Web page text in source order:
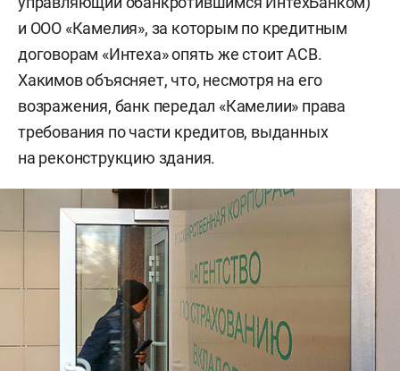
и ООО «Камелия», за которым по кредитным
договорам «Интеха» опять же стоит АСВ.
Хакимов объясняет, что, несмотря на его
возражения, банк передал «Камелии» права
требования по части кредитов, выданных
на реконструкцию здания.